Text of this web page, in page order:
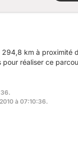
km à proximité
pour réaliser ce
à 07:10:36.